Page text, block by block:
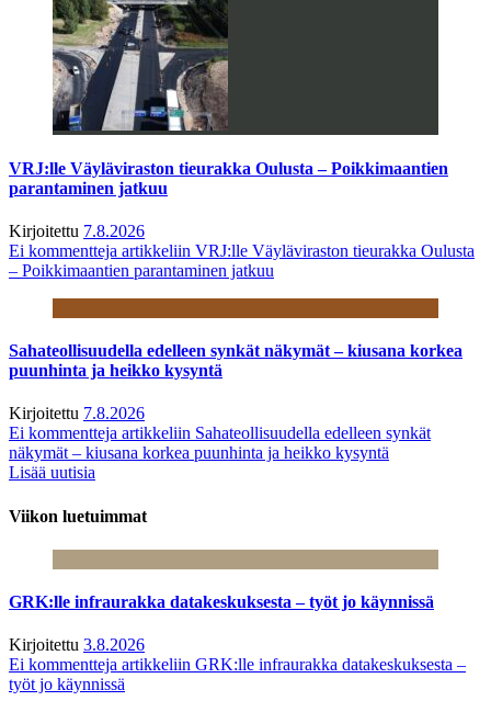
VRJ:lle Väyläviraston tieurakka Oulusta – Poikkimaantien
parantaminen jatkuu
Kirjoitettu 7.8.2026
Ei kommentteja artikkeliin VRJ:lle Väyläviraston tieurakka Oulusta
– Poikkimaantien parantaminen jatkuu
Sahateollisuudella edelleen synkät näkymät – kiusana korkea
puunhinta ja heikko kysyntä
Kirjoitettu 7.8.2026
Ei kommentteja artikkeliin Sahateollisuudella edelleen synkät
näkymät – kiusana korkea puunhinta ja heikko kysyntä
Lisää uutisia
Viikon luetuimmat
GRK:lle infraurakka datakeskuksesta – työt jo käynnissä
Kirjoitettu 3.8.2026
Ei kommentteja artikkeliin GRK:lle infraurakka datakeskuksesta –
työt jo käynnissä